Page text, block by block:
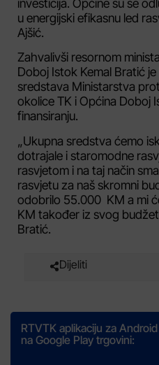
investicija. Općine su se
u energijski efikasnu led
Ajšić.
Zahvalivši resornom
Doboj Istok Kemal Bratić
sredstava Ministarstva
okolice TK i Općina Doboj
finansiranju.
„Ukupna sredstva ćemo
dotrajale i staromodne
rasvjetom i na taj način
rasvjetu za naš skromni
odobrilo 55.000 KM a mi
KM također iz svog
Bratić.
Dijeliti
RTVTK aplikaciju za
na Google Play trgovini: